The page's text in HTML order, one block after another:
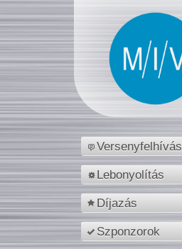
Versenyfelhívás
Lebonyolítás
Díjazás
Szponzorok